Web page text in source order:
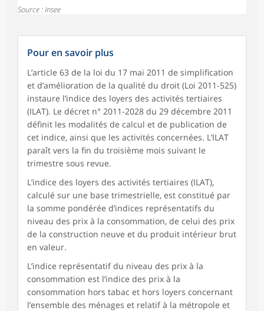
Source : Insee
Pour en savoir plus
L’article 63 de la loi du 17 mai 2011 de simplification
et d’amélioration de la qualité du droit (Loi 2011-525)
instaure l’indice des loyers des activités tertiaires
(ILAT). Le décret n° 2011-2028 du 29 décembre 2011
définit les modalités de calcul et de publication de
cet indice, ainsi que les activités concernées. L’ILAT
paraît vers la fin du troisième mois suivant le
trimestre sous revue.
L’indice des loyers des activités tertiaires (ILAT),
calculé sur une base trimestrielle, est constitué par
la somme pondérée d’indices représentatifs du
niveau des prix à la consommation, de celui des prix
de la construction neuve et du produit intérieur brut
en valeur.
L’indice représentatif du niveau des prix à la
consommation est l’indice des prix à la
consommation hors tabac et hors loyers concernant
l’ensemble des ménages et relatif à la métropole et